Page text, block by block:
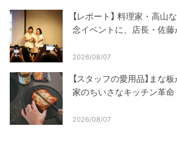
【レポート】 料理家・高
念イベントに、店長・佐藤
2026/08/07
【スタッフの愛用品】まな
家のちいさなキッチン革命
2026/08/07